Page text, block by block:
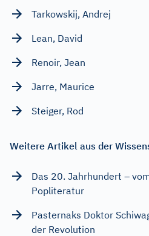
Tarkowskij, Andrej
Lean, David
Renoir, Jean
Jarre, Maurice
Steiger, Rod
Weitere Artikel aus der
Das 20. Jahrhundert –
Popliteratur
Pasternaks Doktor
der Revolution